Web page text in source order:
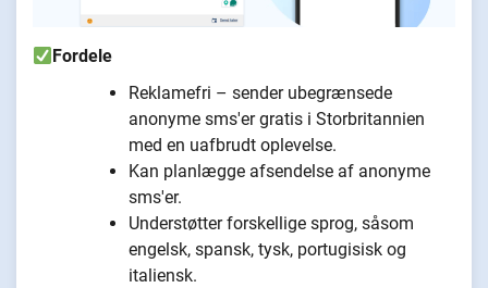
Fordele
Reklamefri – sender ubegrænsede
anonyme sms'er gratis i Storbritannien
med en uafbrudt oplevelse.
Kan planlægge afsendelse af anonyme
sms'er.
Understøtter forskellige sprog, såsom
engelsk, spansk, tysk, portugisisk og
italiensk.